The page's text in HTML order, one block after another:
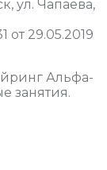
ул. Чапаева,
от 29.05.2019
Альфа-
занятия.